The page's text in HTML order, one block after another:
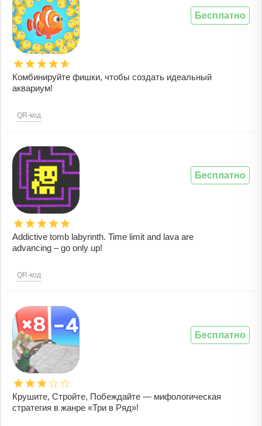
Комбинируйте фишки, чтобы создать идеальный
аквариум!
QR-код
Бесплатно
Addictive tomb labyrinth. Time limit and lava are
advancing – go only up!
QR-код
Бесплатно
Крушите, Стройте, Побеждайте — мифологическая
стратегия в жанре «Три в Ряд»!
Бесплатно